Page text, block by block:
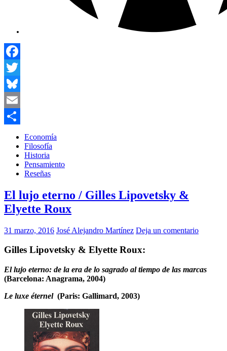
Facebook
Twitter
Bluesky
Email
Compartir
Economía
Filosofía
Historia
Pensamiento
Reseñas
El lujo eterno / Gilles Lipovetsky &
Elyette Roux
31 marzo, 2016 José Alejandro Martínez Deja un comentario
Gilles Lipovetsky & Elyette Roux:
El lujo eterno: de la era de lo sagrado al tiempo de las marcas
(Barcelona: Anagrama, 2004)
Le luxe éternel(Paris: Gallimard, 2003)